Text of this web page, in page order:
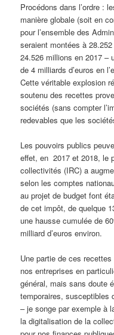
Procédons dans l’ordre :
manière globale (soit en
pour l’ensemble des
seraient montées à
24.526 millions en 2017 –
de 4 milliards d’euros en
Cette véritable explosion
soutenu des recettes
sociétés (sans compter
redevables que les
Les pouvoirs publics
effet, en 2017 et 2018, le
collectivités (IRC) a
selon les comptes
au projet de budget font
de cet impôt, de quelque
une hausse cumulée de
milliard d’euros environ.
Une partie de ces
nos entreprises en
général, mais sans doute
temporaires, susceptibles
– je songe par exemple à
la digitalisation de la